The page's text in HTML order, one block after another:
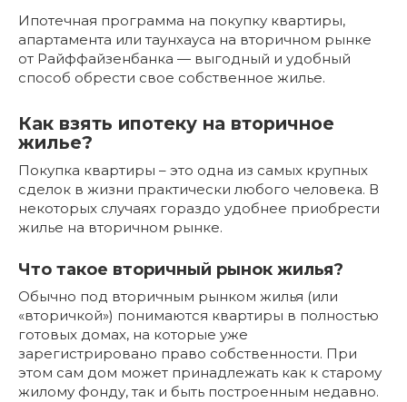
Ипотечная программа на покупку квартиры,
апартамента или таунхауса на вторичном рынке
от Райффайзенбанка — выгодный и удобный
способ обрести свое собственное жилье.
Как взять ипотеку на вторичное
жилье?
Покупка квартиры – это одна из самых крупных
сделок в жизни практически любого человека. В
некоторых случаях гораздо удобнее приобрести
жилье на вторичном рынке.
Что такое вторичный рынок жилья?
Обычно под вторичным рынком жилья (или
«вторичкой») понимаются квартиры в полностью
готовых домах, на которые уже
зарегистрировано право собственности. При
этом сам дом может принадлежать как к старому
жилому фонду, так и быть построенным недавно.